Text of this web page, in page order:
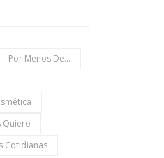
Por Menos De...
Quiero
Cotidianas